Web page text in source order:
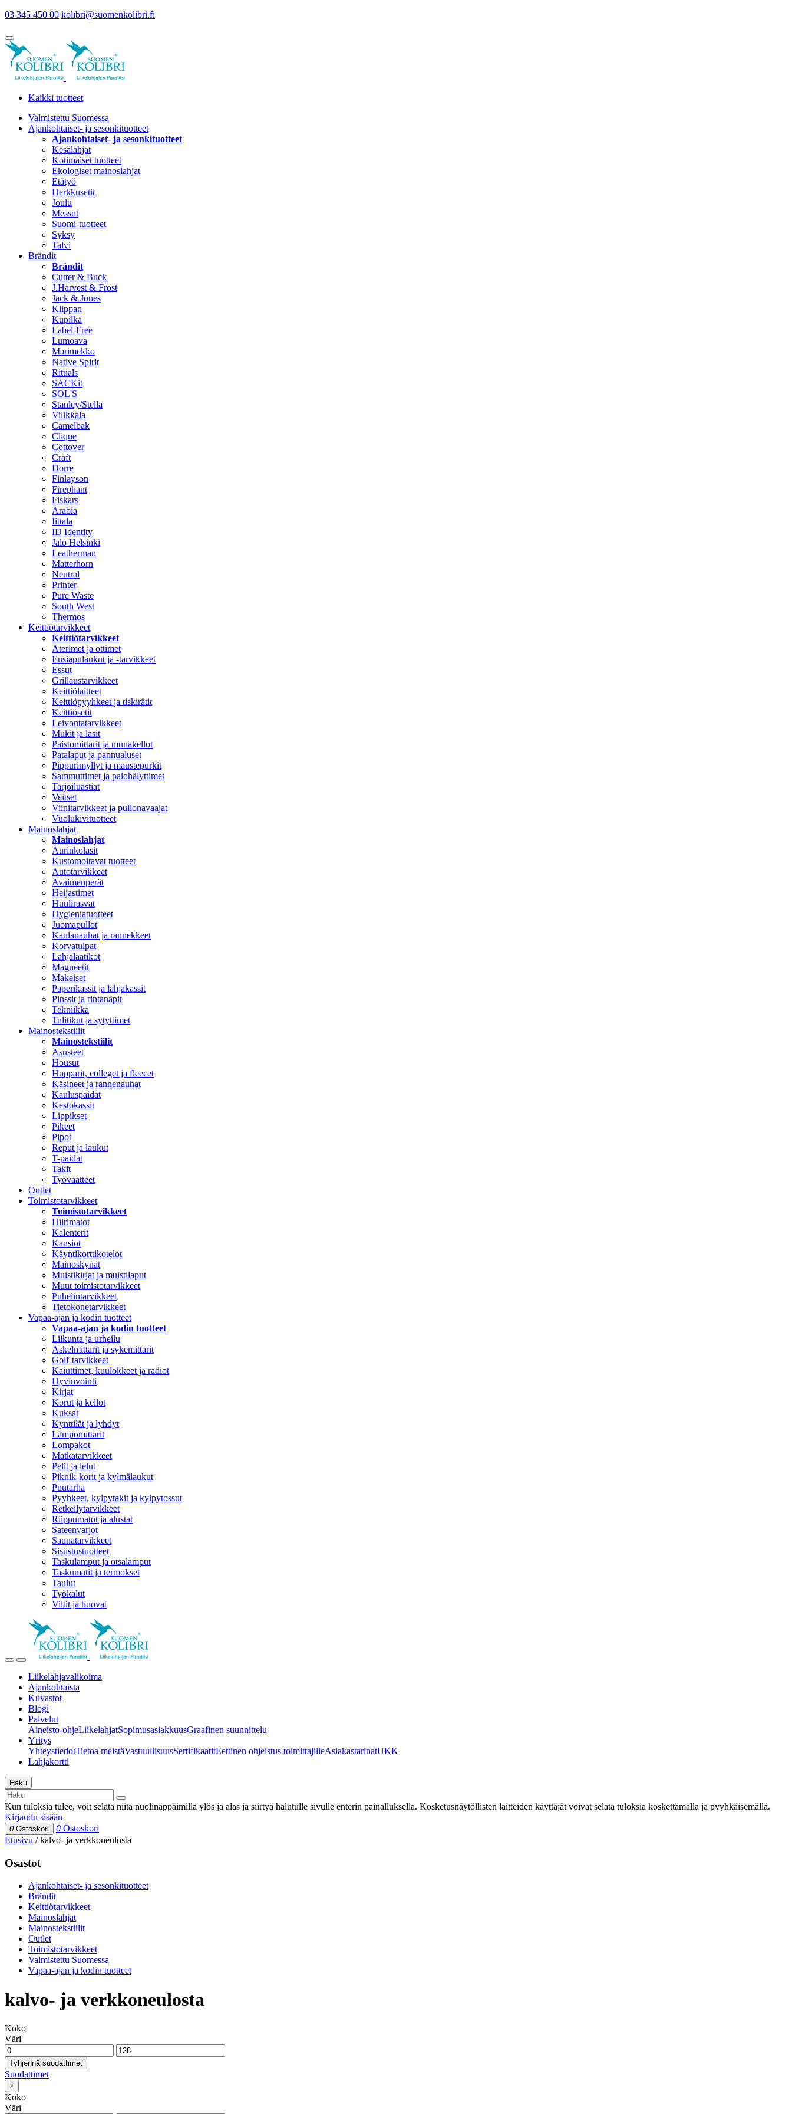
03 345 450 00 kolibri@suomenkolibri.fi
Kaikki tuotteet
Valmistettu Suomessa
Ajankohtaiset- ja sesonkituotteet
Ajankohtaiset- ja sesonkituotteet
Kesälahjat
Kotimaiset tuotteet
Ekologiset mainoslahjat
Etätyö
Herkkusetit
Joulu
Messut
Suomi-tuotteet
Syksy
Talvi
Brändit
Brändit
Cutter & Buck
J.Harvest & Frost
Jack & Jones
Klippan
Kupilka
Label-Free
Lumoava
Marimekko
Native Spirit
Rituals
SACKit
SOL'S
Stanley/Stella
Vilikkala
Camelbak
Clique
Cottover
Craft
Dorre
Finlayson
Firephant
Fiskars
Arabia
Iittala
ID Identity
Jalo Helsinki
Leatherman
Matterhorn
Neutral
Printer
Pure Waste
South West
Thermos
Keittiötarvikkeet
Keittiötarvikkeet
Aterimet ja ottimet
Ensiapulaukut ja -tarvikkeet
Essut
Grillaustarvikkeet
Keittiölaitteet
Keittiöpyyhkeet ja tiskirätit
Keittiösetit
Leivontatarvikkeet
Mukit ja lasit
Paistomittarit ja munakellot
Patalaput ja pannualuset
Pippurimyllyt ja maustepurkit
Sammuttimet ja palohälyttimet
Tarjoiluastiat
Veitset
Viinitarvikkeet ja pullonavaajat
Vuolukivituotteet
Mainoslahjat
Mainoslahjat
Aurinkolasit
Kustomoitavat tuotteet
Autotarvikkeet
Avaimenperät
Heijastimet
Huulirasvat
Hygieniatuotteet
Juomapullot
Kaulanauhat ja rannekkeet
Korvatulpat
Lahjalaatikot
Magneetit
Makeiset
Paperikassit ja lahjakassit
Pinssit ja rintanapit
Tekniikka
Tulitikut ja sytyttimet
Mainostekstiilit
Mainostekstiilit
Asusteet
Housut
Hupparit, colleget ja fleecet
Käsineet ja rannenauhat
Kauluspaidat
Kestokassit
Lippikset
Pikeet
Pipot
Reput ja laukut
T-paidat
Takit
Työvaatteet
Outlet
Toimistotarvikkeet
Toimistotarvikkeet
Hiirimatot
Kalenterit
Kansiot
Käyntikorttikotelot
Mainoskynät
Muistikirjat ja muistilaput
Muut toimistotarvikkeet
Puhelintarvikkeet
Tietokonetarvikkeet
Vapaa-ajan ja kodin tuotteet
Vapaa-ajan ja kodin tuotteet
Liikunta ja urheilu
Askelmittarit ja sykemittarit
Golf-tarvikkeet
Kaiuttimet, kuulokkeet ja radiot
Hyvinvointi
Kirjat
Korut ja kellot
Kuksat
Kynttilät ja lyhdyt
Lämpömittarit
Lompakot
Matkatarvikkeet
Pelit ja lelut
Piknik-korit ja kylmälaukut
Puutarha
Pyyhkeet, kylpytakit ja kylpytossut
Retkeilytarvikkeet
Riippumatot ja alustat
Sateenvarjot
Saunatarvikkeet
Sisustustuotteet
Taskulamput ja otsalamput
Taskumatit ja termokset
Taulut
Työkalut
Viltit ja huovat
Liikelahjavalikoima
Ajankohtaista
Kuvastot
Blogi
Palvelut
Aineisto-ohjeLiikelahjatSopimusasiakkuusGraafinen suunnittelu
Yritys
YhteystiedotTietoa meistäVastuullisuusSertifikaatitEettinen ohjeistus toimittajilleAsiakastarinatUKK
Lahjakortti
Haku
Kun tuloksia tulee, voit selata niitä nuolinäppäimillä ylös ja alas ja siirtyä halutulle sivulle enterin painalluksella. Kosketusnäytöllisten laitteiden käyttäjät voivat selata tuloksia koskettamalla ja pyyhkäisemällä.
Kirjaudu sisään
0 Ostoskori 0 Ostoskori
Etusivu /kalvo- ja verkkoneulosta
Osastot
Ajankohtaiset- ja sesonkituotteet
Brändit
Keittiötarvikkeet
Mainoslahjat
Mainostekstiilit
Outlet
Toimistotarvikkeet
Valmistettu Suomessa
Vapaa-ajan ja kodin tuotteet
kalvo- ja verkkoneulosta
Koko
Väri
Tyhjennä suodattimet
Suodattimet
×
Koko
Väri